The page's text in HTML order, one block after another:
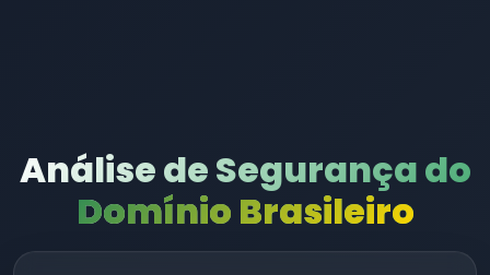
Análise de Segurança do
Domínio Brasileiro